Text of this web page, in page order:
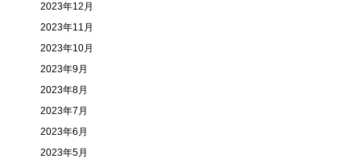
2023年12月
2023年11月
2023年10月
2023年9月
2023年8月
2023年7月
2023年6月
2023年5月